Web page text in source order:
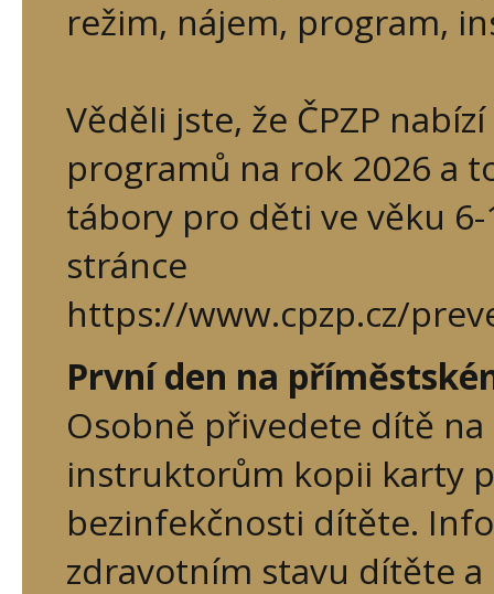
režim, nájem, program,
Věděli jste, že ČPZP
programů na rok 2026 a
tábory pro děti ve věku
stránce
https://www.cpzp.cz/
První den na
Osobně přivedete dítě
instruktorům kopii karty
bezinfekčnosti dítěte.
zdravotním stavu dítěte